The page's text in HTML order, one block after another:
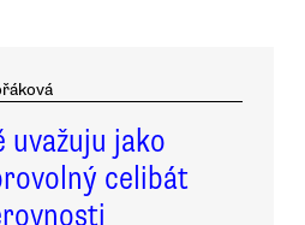
uvažuju jako
celibát